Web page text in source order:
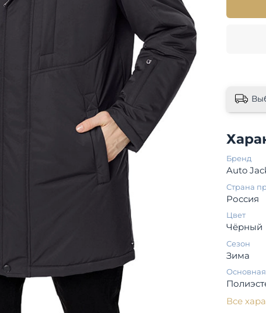
Бренд
Auto
Страна
Россия
Цвет
Чёрный
Сезон
Зима
Основная
Все